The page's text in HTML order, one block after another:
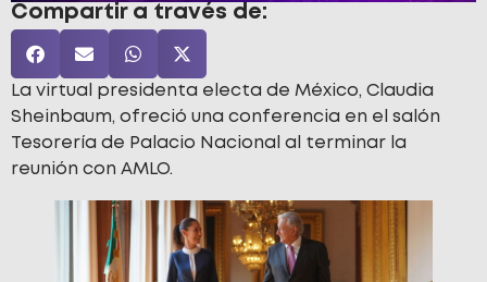
Compartir a través de:
La virtual presidenta electa de México, Claudia
Sheinbaum, ofreció una conferencia en el salón
Tesorería de Palacio Nacional al terminar la
reunión con AMLO.